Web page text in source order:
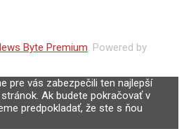
Byte Premium. Powered by
pre vás zabezpečili ten najlepší
Ak budete pokračovať v
predpokladať, že ste s ňou